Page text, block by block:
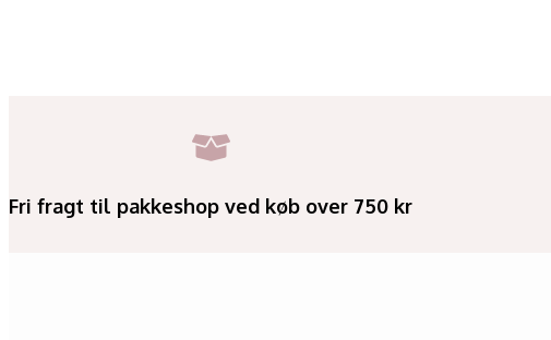
Fri fragt til pakkeshop ved køb over 750 kr